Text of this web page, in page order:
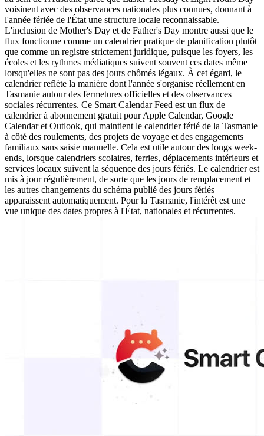
voisinent avec des observances nationales plus connues, donnant à
l'année fériée de l'État une structure locale reconnaissable.
L'inclusion de Mother's Day et de Father's Day montre aussi que le
flux fonctionne comme un calendrier pratique de planification plutôt
que comme un registre strictement juridique, puisque les foyers, les
écoles et les rythmes médiatiques suivent souvent ces dates même
lorsqu'elles ne sont pas des jours chômés légaux. À cet égard, le
calendrier reflète la manière dont l'année s'organise réellement en
Tasmanie autour des fermetures officielles et des observances
sociales récurrentes. Ce Smart Calendar Feed est un flux de
calendrier à abonnement gratuit pour Apple Calendar, Google
Calendar et Outlook, qui maintient le calendrier férié de la Tasmanie
à côté des roulements, des projets de voyage et des engagements
familiaux sans saisie manuelle. Cela est utile autour des longs week-
ends, lorsque calendriers scolaires, ferries, déplacements intérieurs et
services locaux suivent la séquence des jours fériés. Le calendrier est
mis à jour régulièrement, de sorte que les jours de remplacement et
les autres changements du schéma publié des jours fériés
apparaissent automatiquement. Pour la Tasmanie, l'intérêt est une
vue unique des dates propres à l'État, nationales et récurrentes.